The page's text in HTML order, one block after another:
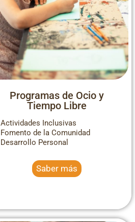
Programas de Ocio y
Tiempo Libre
Actividades Inclusivas
Fomento de la Comunidad
Desarrollo Personal
Saber más